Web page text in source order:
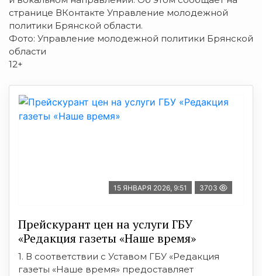
странице ВКонтакте Управление молодежной
политики Брянской области.
Фото: Управление молодежной политики Брянской
области
12+
15 ЯНВАРЯ 2026, 9:51 3703
Прейскурант цен на услуги ГБУ
«Редакция газеты «Наше время»
1. В соответствии с Уставом ГБУ «Редакция
газеты «Наше время» предоставляет